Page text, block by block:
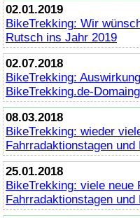
02.01.2019
BikeTrekking: Wir
Rutsch ins Jahr 2019
02.07.2018
BikeTrekking:
BikeTrekking.de-
08.03.2018
BikeTrekking: wieder
Fahrradaktionstagen und
25.01.2018
BikeTrekking: viele neue
Fahrradaktionstagen und